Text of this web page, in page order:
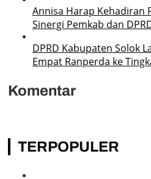
Annisa Harap Kehadiran
Sinergi Pemkab dan
DPRD Kabupaten Solok
Empat Ranperda ke
Komentar
TERPOPULER